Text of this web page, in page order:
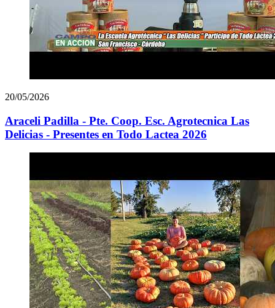
20/05/2026
Araceli Padilla - Pte. Coop. Esc. Agrotecnica Las
Delicias - Presentes en Todo Lactea 2026